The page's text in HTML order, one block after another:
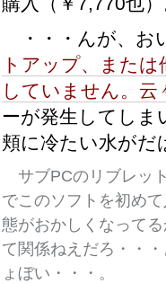
・・・んが、お
トアップ、また
していません。云
ーが発生してし
頬に冷たい水がだ
サブPCのリブレッ
でこのソフトを初め
態がおかしくなって
て関係ねえだろ・・
ょぼい・・・。